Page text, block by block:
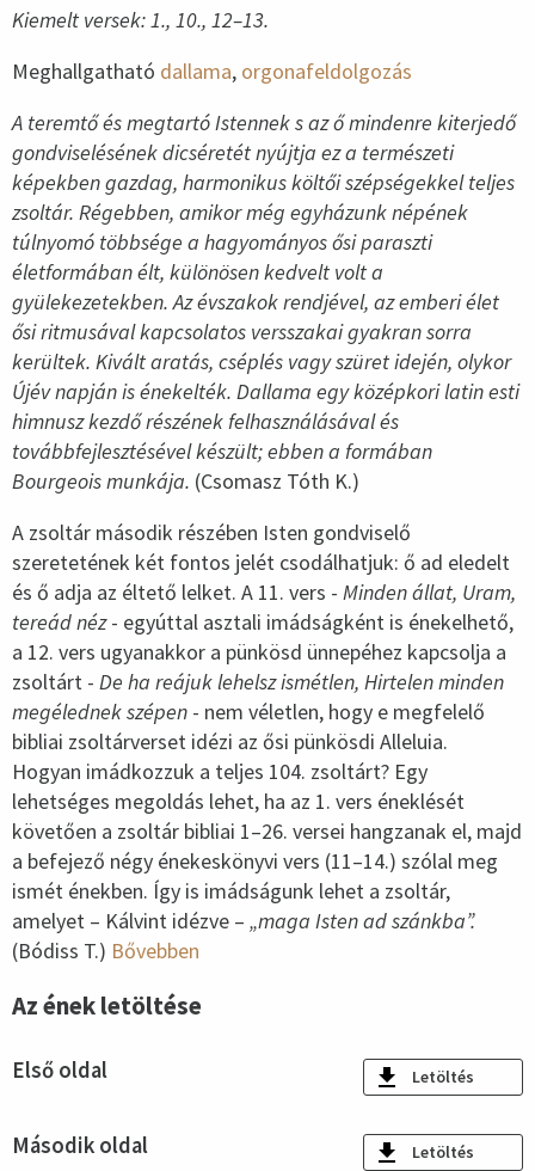
Kiemelt versek: 1., 10., 12–13.
Meghallgatható dallama, orgonafeldolgozás
A teremtő és megtartó Istennek s az ő mindenre kiterjedő
gondviselésének dicséretét nyújtja ez a természeti
képekben gazdag, harmonikus költői szépségekkel teljes
zsoltár. Régebben, amikor még egyházunk népének
túlnyomó többsége a hagyományos ősi paraszti
életformában élt, különösen kedvelt volt a
gyülekezetekben. Az évszakok rendjével, az emberi élet
ősi ritmusával kapcsolatos versszakai gyakran sorra
kerültek. Kivált aratás, cséplés vagy szüret idején, olykor
Újév napján is énekelték. Dallama egy középkori latin esti
himnusz kezdő részének felhasználásával és
továbbfejlesztésével készült; ebben a formában
Bourgeois munkája. (Csomasz Tóth K.)
A zsoltár második részében Isten gondviselő
szeretetének két fontos jelét csodálhatjuk: ő ad eledelt
és ő adja az éltető lelket. A 11. vers - Minden állat, Uram,
tereád néz- egyúttal asztali imádságként is énekelhető,
a 12. vers ugyanakkor a pünkösd ünnepéhez kapcsolja a
zsoltárt - De ha reájuk lehelsz ismétlen, Hirtelen minden
megélednek szépen - nem véletlen, hogy e megfelelő
bibliai zsoltárverset idézi az ősi pünkösdi Alleluia.
Hogyan imádkozzuk a teljes 104. zsoltárt? Egy
lehetséges megoldás lehet, ha az 1. vers éneklését
követően a zsoltár bibliai 1–26. versei hangzanak el, majd
a befejező négy énekeskönyvi vers (11–14.) szólal meg
ismét énekben. Így is imádságunk lehet a zsoltár,
amelyet – Kálvint idézve – „maga Isten ad szánkba”.
(Bódiss T.) Bővebben
Az ének letöltése
Első oldal Letöltés
Második oldal Letöltés